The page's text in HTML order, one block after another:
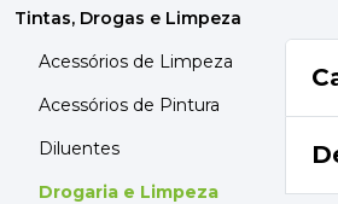
Tintas, Drogas e Limpeza
Acessórios de Limpeza
Acessórios de Pintura
Diluentes
Drogaria e Limpeza